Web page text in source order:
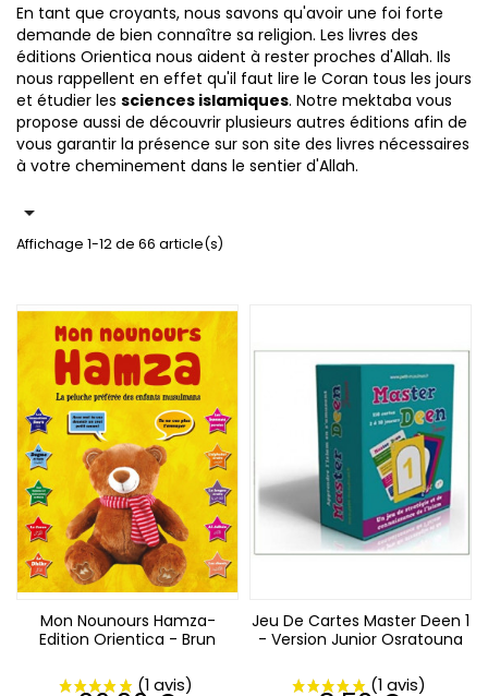
En tant que croyants, nous savons qu'avoir une foi forte
demande de bien connaître sa religion. Les livres des
éditions Orientica nous aident à rester proches d'Allah. Ils
nous rappellent en effet qu'il faut lire le Coran tous les jours
et étudier les sciences islamiques. Notre mektaba vous
propose aussi de découvrir plusieurs autres éditions afin de
vous garantir la présence sur son site des livres nécessaires
à votre cheminement dans le sentier d'Allah.

Affichage 1-12 de 66 article(s)
Mon Nounours Hamza-
Edition Orientica - Brun
Jeu De Cartes Master Deen 1
- Version Junior Osratouna